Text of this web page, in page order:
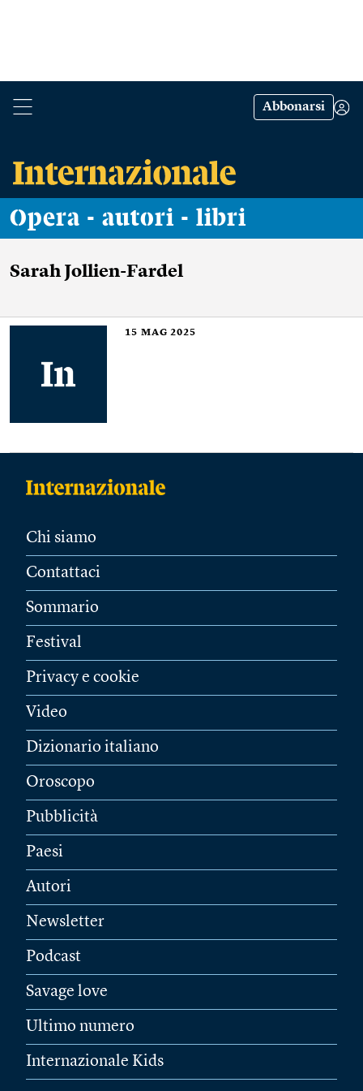
Abbonarsi
Opera - autori - libri
Sarah Jollien-Fardel
15 MAG 2025
Chi siamo
Contattaci
Sommario
Festival
Privacy e cookie
Video
Dizionario italiano
Oroscopo
Pubblicità
Paesi
Autori
Newsletter
Podcast
Savage love
Ultimo numero
Internazionale Kids